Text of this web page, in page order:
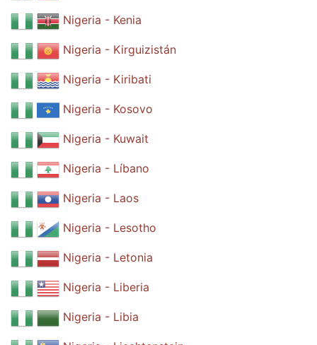
Nigeria - Kenia
Nigeria - Kirguizistán
Nigeria - Kiribati
Nigeria - Kosovo
Nigeria - Kuwait
Nigeria - Líbano
Nigeria - Laos
Nigeria - Lesotho
Nigeria - Letonia
Nigeria - Liberia
Nigeria - Libia